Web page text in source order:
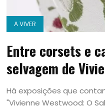
A VIVER
Entre corsets e
selvagem de
Há exposições que
"Vivienne Westwood: O